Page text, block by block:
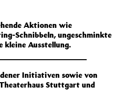
Aktionen wie
Schnibbeln, ungeschminkte
kleine Ausstellung.
Initiativen sowie von
Stuttgart und